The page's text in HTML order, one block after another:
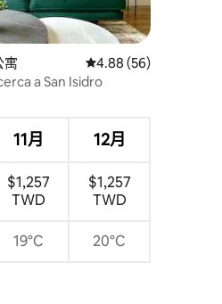
評分（滿分 5 分）
寓 從 56 則評價中獲得
4.88 (56)
a San Isidro
11月 12月
$1,257
TWD
$1,257
TWD
19°C 20°C